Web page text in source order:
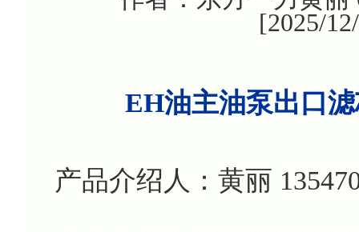
[2025/
EH油主油泵出口
产品介绍人：黄丽